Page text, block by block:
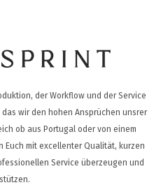
der Workflow und der Service
wir den hohen Ansprüchen unsrer
ob aus Portugal oder von einem
Euch mit excellenter Qualität, kurzen
Service überzeugen und